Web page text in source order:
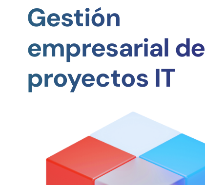
Gestión
empresarial de
proyectos IT